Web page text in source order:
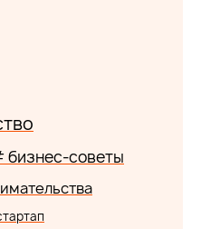
бизнес-советы